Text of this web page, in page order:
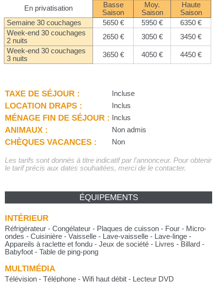
En privatisation
Basse
Saison
Moy.
Saison
Haute
Saison
Semaine 30 couchages
5650 € 5950 €
6350 €
Week-end 30 couchages
2 nuits
2650 € 3050 €
3450 €
Week-end 30 couchages
3 nuits
3650 € 4050 € 4450 €
TAXE DE SÉJOUR : Incluse
LOCATION DRAPS : Inclus
MÉNAGE FIN DE SÉJOUR : Inclus
ANIMAUX : Non admis
CHÈQUES VACANCES : Non
Les tarifs sont donnés à titre indicatif par l'annonceur. Pour obtenir
le tarif précis aux dates souhaitées, merci de le contacter.
ÉQUIPEMENTS
INTÉRIEUR
Réfrigérateur - Congélateur - Plaques de cuisson - Four - Micro-
ondes - Cuisinière - Vaisselle - Lave-vaisselle - Lave-linge -
Appareils à raclette et fondu - Jeux de société - Livres - Billard -
Babyfoot - Table de ping-pong
MULTIMÉDIA
Télévision - Téléphone - Wifi haut débit - Lecteur DVD